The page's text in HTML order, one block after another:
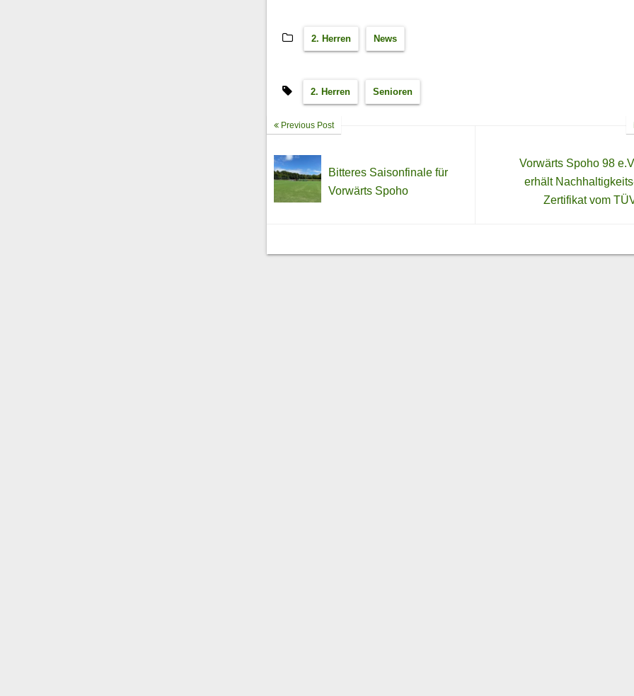
2. Herren News
2. Herren Senioren
Previous Post
Bitteres Saisonfinale für
Vorwärts Spoho
Vorwärts Spoho 98
erhält
Zertifikat vom